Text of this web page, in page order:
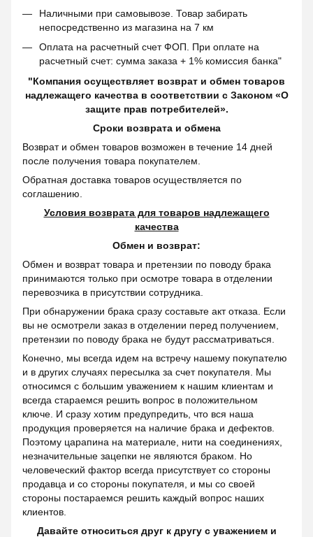
Наличными при самовывозе. Товар забирать
непосредственно из магазина на 7 км
Оплата на расчетный счет ФОП. При оплате на
расчетный счет: сумма заказа + 1% комиссия банка"
"Компания осуществляет возврат и обмен товаров
надлежащего качества в соответствии с Законом «О
защите прав потребителей».
Сроки возврата и обмена
Возврат и обмен товаров возможен в течение 14 дней
после получения товара покупателем.
Обратная доставка товаров осуществляется по
соглашению.
Условия возврата для товаров надлежащего
качества
Обмен и возврат:
Обмен и возврат товара и претензии по поводу брака
принимаются только при осмотре товара в отделении
перевозчика в присутствии сотрудника.
При обнаружении брака сразу составьте акт отказа. Если
вы не осмотрели заказ в отделении перед получением,
претензии по поводу брака не будут рассматриваться.
Конечно, мы всегда идем на встречу нашему покупателю
и в других случаях пересылка за счет покупателя. Мы
относимся с большим уважением к нашим клиентам и
всегда стараемся решить вопрос в положительном
ключе. И сразу хотим предупредить, что вся наша
продукция проверяется на наличие брака и дефектов.
Поэтому царапина на материале, нити на соединениях,
незначительные зацепки не являются браком. Но
человеческий фактор всегда присутствует со стороны
продавца и со стороны покупателя, и мы со своей
стороны постараемся решить каждый вопрос наших
клиентов.
Давайте относиться друг к другу с уважением и